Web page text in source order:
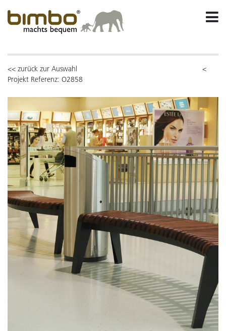
<< zurück zur Auswahl
<
Projekt Referenz: O2858